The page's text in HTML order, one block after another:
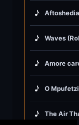
♪
♪ Waves
♪ Amore
♪ O
♪ The Air